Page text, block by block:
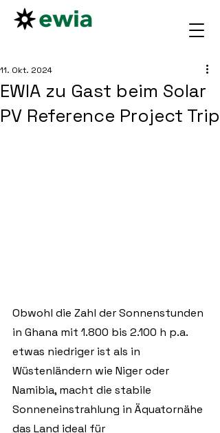
EWIA zu Gast beim Solar
PV Reference Project Trip
11. Okt. 2024
Obwohl die Zahl der Sonnenstunden
in Ghana mit 1.800 bis 2.100 h p.a.
etwas niedriger ist als in
Wüstenländern wie Niger oder
Namibia, macht die stabile
Sonneneinstrahlung in Äquatornähe
das Land ideal für